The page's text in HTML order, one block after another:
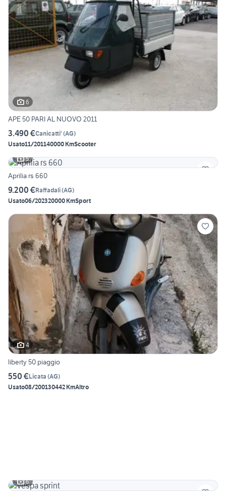
6
APE 50 PARI AL NUOVO 2011
3.490 €Canicatti' (AG)
Usato11/201140000 KmScooter
5
Aprilia rs 660
9.200 €Raffadali(AG)
Usato06/202320000 KmSport
4
liberty 50 piaggio
550 €Licata (AG)
Usato08/200130442 KmAltro
6